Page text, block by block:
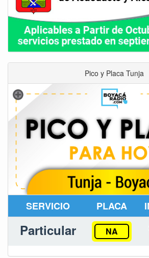
Pico y Placa Tunja
SERVICIO PLACA
Particular NA